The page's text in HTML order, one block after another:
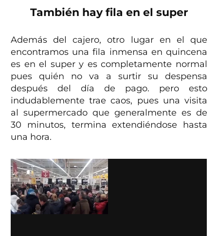
También hay fila en el super
Además del cajero, otro lugar en el que
encontramos una fila inmensa en quincena
es en el super y es completamente normal
pues quién no va a surtir su despensa
después del día de pago. pero esto
indudablemente trae caos, pues una visita
al supermercado que generalmente es de
30 minutos, termina extendiéndose hasta
una hora.